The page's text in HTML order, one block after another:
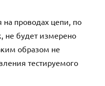
проводах цепи, по
не будет измерено
образом не
тестируемого